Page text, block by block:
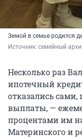
Зимой в семье родился
Источник: семейный
Несколько раз
ипотечный
отказались сами,
выплаты, —
процентами им
Материнского и